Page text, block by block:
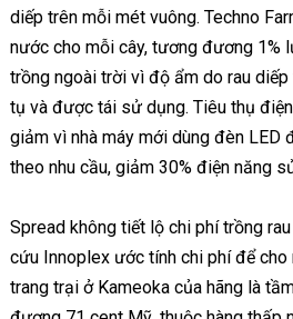
diếp trên mỗi mét vuông. Techno
nước cho mỗi cây, tương đương 1%
trồng ngoài trời vì độ ẩm do rau
tụ và được tái sử dụng. Tiêu thụ
giảm vì nhà máy mới dùng đèn LED
theo nhu cầu, giảm 30% điện năng
Spread không tiết lộ chi phí trồng
cứu Innoplex ước tính chi phí để
trang trại ở Kameoka của hãng là